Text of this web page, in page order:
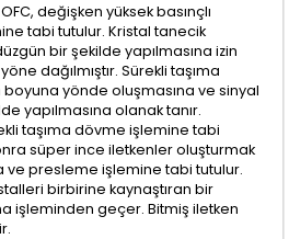
OFC, değişken yüksek basınçlı
tabi tutulur. Kristal tanecik
bir şekilde yapılmasına izin
dağılmıştır. Sürekli taşıma
yönde oluşmasına ve sinyal
yapılmasına olanak tanır.
taşıma dövme işlemine tabi
süper ince iletkenler oluşturmak
ve presleme işlemine tabi tutulur.
birbirine kaynaştıran bir
işleminden geçer. Bitmiş iletken